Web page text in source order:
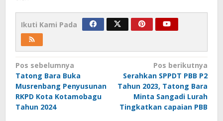
Ikuti Kami Pada
Navigasi
pos
Pos sebelumnya
Tatong Bara Buka
Musrenbang Penyusunan
RKPD Kota Kotamobagu
Tahun 2024
Pos berikutnya
Serahkan SPPDT PBB P2
Tahun 2023, Tatong Bara
Minta Sangadi Lurah
Tingkatkan capaian PBB